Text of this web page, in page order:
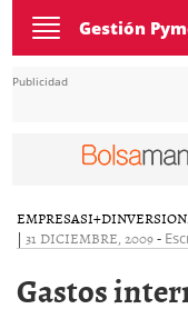
Toggle
navigation
Gestión
Publicidad
EMPRESASI+D
| 31 DICIEMBRE, 2009-
Gastos